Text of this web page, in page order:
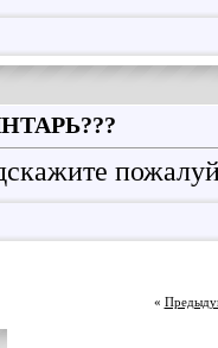
«